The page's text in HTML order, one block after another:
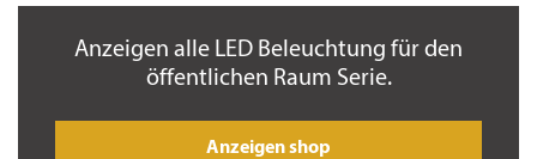
Anzeigen alle LED Beleuchtung für den
öffentlichen Raum Serie.
anzeigen shop